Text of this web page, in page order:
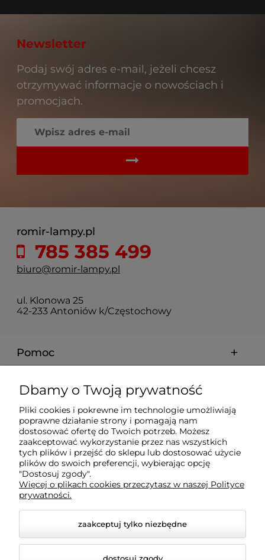
Newsletter
Podaj swój adres e-mail, jeżeli chcesz
otrzymywać informacje o nowościach i
promocjach.
romir-lampy.pl
785 385 499
biuro@romir-lampy.pl
ul. Klonowa 25
42-233 Antoniów k/Częstochowy
Pomoc
Moje konto
Płatności i dostawa
Informacje
O nas
Dbamy o Twoją prywatność
Pliki cookies i pokrewne im technologie umożliwiają
poprawne działanie strony i pomagają nam
dostosować ofertę do Twoich potrzeb. Możesz
zaakceptować wykorzystanie przez nas wszystkich
tych plików i przejść do sklepu lub dostosować użycie
plików do swoich preferencji, wybierając opcję
"Dostosuj zgody".
Więcej o plikach cookies przeczytasz w naszej Polityce
prywatności.
zaakceptuj tylko niezbędne
dostosuj zgody